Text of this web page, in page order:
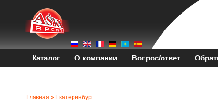
Каталог О компании Вопрос/ответ
Главная » Екатеринбург